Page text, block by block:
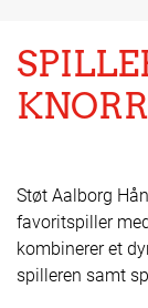
Støt Aalborg
favoritspiller
kombinerer et
spilleren samt